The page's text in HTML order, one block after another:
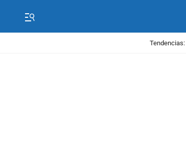
Tendencias: